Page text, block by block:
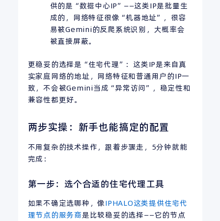
供的是“数据中心IP”——这类IP是批量生
成的，网络特征很像“机器地址”，很容
易被Gemini的反爬系统识别，大概率会
被直接屏蔽。
更稳妥的选择是“住宅代理”：这类IP是来自真
实家庭网络的地址，网络特征和普通用户的IP一
致，不会被Gemini当成“异常访问”，稳定性和
兼容性都更好。
两步实操：新手也能搞定的配置
不用复杂的技术操作，跟着步骤走，5分钟就能
完成：
第一步：选个合适的住宅代理工具
如果不确定选哪种，像IPHALO这类提供住宅代
理节点的服务商是比较稳妥的选择——它的节点